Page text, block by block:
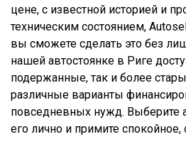
цене, с известной историей и
техническим состоянием,
вы сможете сделать это без
нашей автостоянке в Риге
подержанные, так и более
различные варианты
повседневных нужд. Выберите
его лично и примите